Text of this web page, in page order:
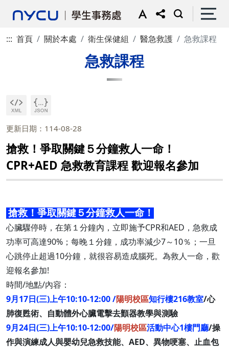
::: 首頁 關於本處 衛生保健組 醫急救護 急救課程
急救課程
更新日期：114-08-28
搶救！爭取關鍵５分鐘救人一命！
CPR+AED 急救教育課程 歡迎報名參加
搶救！爭取關鍵５分鐘救人一命！
心臟驟停時，在第１分鐘內，立即施予CPR和AED，急救成
功率可高達90%；每晚１分鐘，成功率減少7～10％；一旦
心跳停止超過10分鐘，就很容易造成腦死。為救人一命，歡
迎報名參加!
時間/地點/內容：
9月17日(三)上午10:10-12:00 /陽明校區知行樓216教室/心
肺復甦術、自動體外心臟電擊去顫器教學與測驗
9月24日(三)上午10:10-12:00/陽明校區活動中心1樓門廳/操
作與演練成人與嬰幼兒急救技能、AED、異物哽塞、止血包